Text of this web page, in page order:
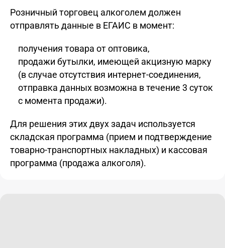
Розничный торговец алкоголем должен
отправлять данные в ЕГАИС в момент:
получения товара от оптовика,
продажи бутылки, имеющей акцизную марку
(в случае отсутствия интернет-соединения,
отправка данных возможна в течение 3 суток
с момента продажи).
Для решения этих двух задач используется
складская программа (прием и подтверждение
товарно-транспортных накладных) и кассовая
программа (продажа алкоголя).